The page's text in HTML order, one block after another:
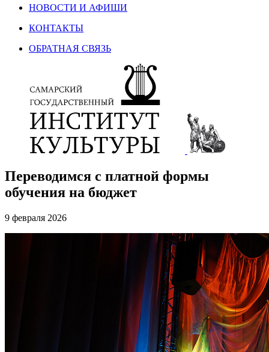
НОВОСТИ И АФИШИ
КОНТАКТЫ
ОБРАТНАЯ СВЯЗЬ
Переводимся с платной формы
обучения на бюджет
9 февраля 2026